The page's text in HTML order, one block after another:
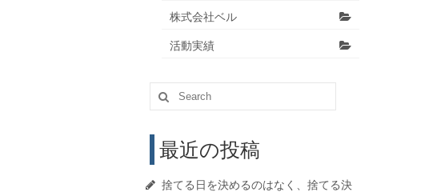
株式会社ベル
活動実績
Search
for:
最近の投稿
捨てる日を決めるのはなく、捨てる決